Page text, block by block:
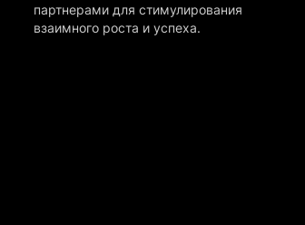
партнерами для стимулирования
взаимного роста и успеха.